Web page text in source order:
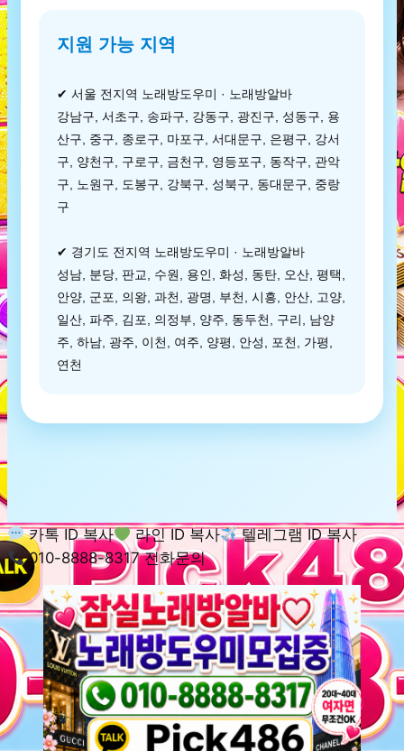
지원 가능 지역
✔ 서울 전지역 노래방도우미 · 노래방알바
강남구, 서초구, 송파구, 강동구, 광진구, 성동구, 용
산구, 중구, 종로구, 마포구, 서대문구, 은평구, 강서
구, 양천구, 구로구, 금천구, 영등포구, 동작구, 관악
구, 노원구, 도봉구, 강북구, 성북구, 동대문구, 중랑
구
✔ 경기도 전지역 노래방도우미 · 노래방알바
성남, 분당, 판교, 수원, 용인, 화성, 동탄, 오산, 평택,
안양, 군포, 의왕, 과천, 광명, 부천, 시흥, 안산, 고양,
일산, 파주, 김포, 의정부, 양주, 동두천, 구리, 남양
주, 하남, 광주, 이천, 여주, 양평, 안성, 포천, 가평,
연천
카톡 ID 복사 라인 ID 복사
텔레그램 ID 복사
010-8888-8317 전화문의